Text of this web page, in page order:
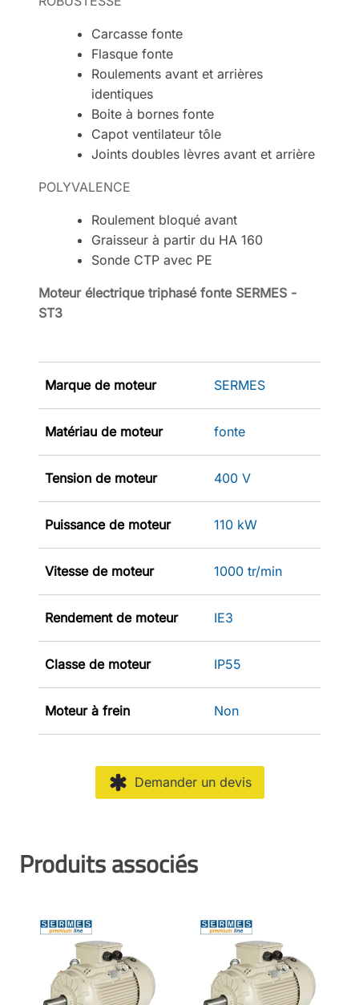
Carcasse fonte
Flasque fonte
Roulements avant et arrières
identiques
Boite à bornes fonte
Capot ventilateur tôle
Joints doubles lèvres avant et arrière
POLYVALENCE
Roulement bloqué avant
Graisseur à partir du HA 160
Sonde CTP avec PE
Moteur électrique triphasé fonte SERMES -
ST3
Marque de moteur SERMES
Matériau de moteur fonte
Tension de moteur 400 V
Puissance de moteur 110 kW
Vitesse de moteur 1000 tr/min
Rendement de moteur IE3
Classe de moteur IP55
Moteur à frein Non
Demander un devis
Produits associés